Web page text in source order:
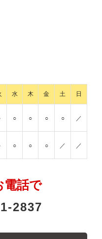
水 木 金 土 日
○ ○ ○ ○ ／
○ ○ ○ ／ ／
電話で
2837